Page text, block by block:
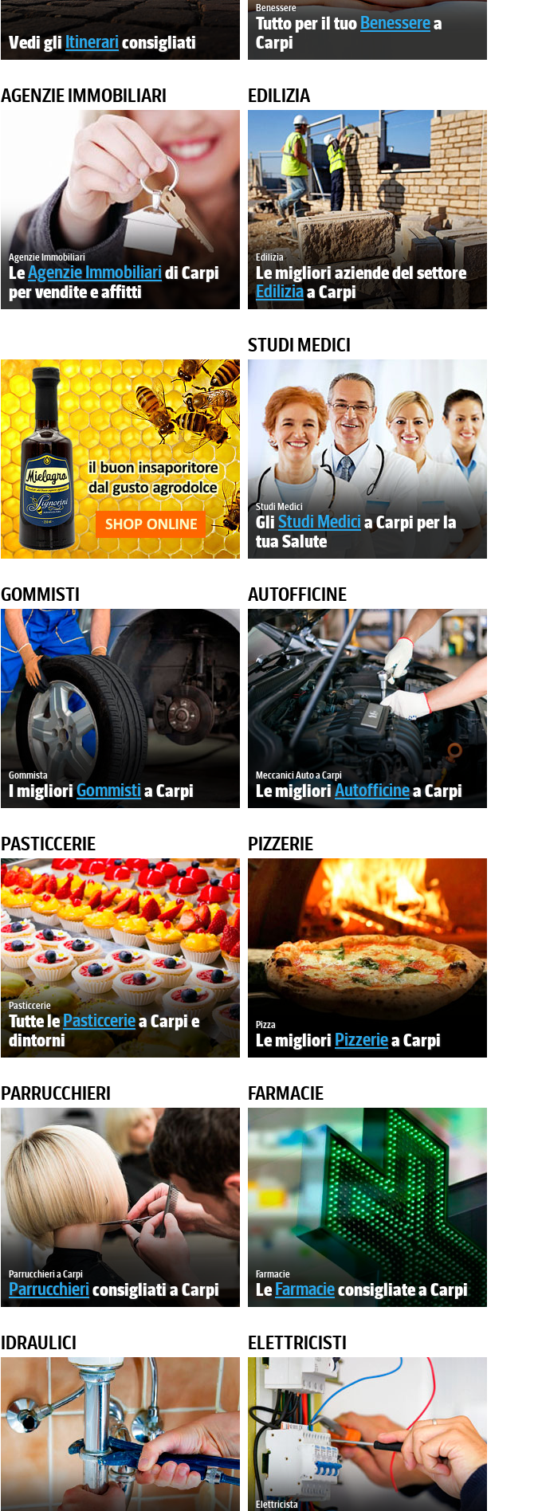
Vedi gli Itinerariconsigliati
Benessere
Tutto per il tuoBenesserea
Carpi
AGENZIE IMMOBILIARI
Agenzie Immobiliari
LeAgenzie Immobiliaridi Carpi
per vendite e affitti
EDILIZIA
Edilizia
Le migliori aziende del settore
Ediliziaa Carpi
STUDI MEDICI
Studi Medici
GliStudi Medicia Carpi per la
tua Salute
GOMMISTI
Gommista
I miglioriGommistia Carpi
AUTOFFICINE
Meccanici Auto a Carpi
Le miglioriAutofficinea Carpi
PASTICCERIE
Pasticcerie
Tutte lePasticceriea Carpi e
dintorni
PIZZERIE
Pizza
Le miglioriPizzeriea Carpi
PARRUCCHIERI
Parrucchieri a Carpi
Parrucchiericonsigliati a Carpi
FARMACIE
Farmacie
LeFarmacieconsigliate a Carpi
IDRAULICI ELETTRICISTI
Elettricista